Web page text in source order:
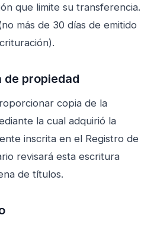
que limite su transferencia.
más de 30 días de emitido
de propiedad
copia de la
la cual adquirió la
inscrita en el Registro de
revisará esta escritura
de títulos.